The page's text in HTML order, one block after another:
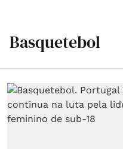
Basquetebol